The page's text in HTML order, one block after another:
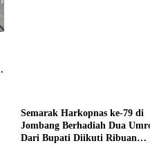
Semarak Harkopnas ke-79 di
Jombang Berhadiah Dua
Dari Bupati Diikuti Ribuan